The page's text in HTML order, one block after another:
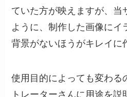
ていた方が映えますが、当
ように、制作した画像にイ
背景がないほうがキレイに
使用目的によっても変わる
トレーターさんに用途を説